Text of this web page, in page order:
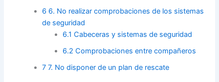
6 6. No realizar comprobaciones de los sistemas
de seguridad
6.1 Cabeceras y sistemas de seguridad
6.2 Comprobaciones entre compañeros
7 7. No disponer de un plan de rescate